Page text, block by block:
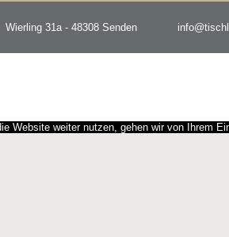
Wierling 31a - 48308 Senden
Website weiter nutzen, gehen wir von Ihrem